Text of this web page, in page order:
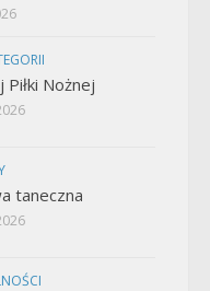
Piłki Nożnej
taneczna